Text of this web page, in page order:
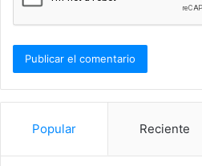
Popular Reciente